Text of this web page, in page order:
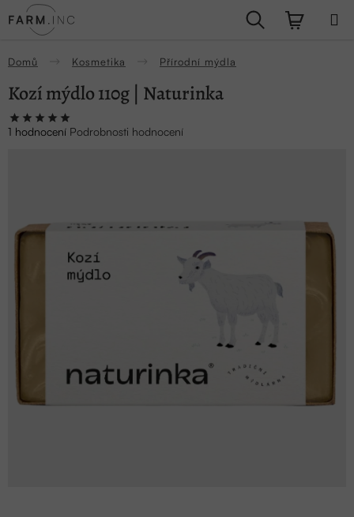
na
Hledat
Domů Kosmetika Přírodní mýdla
Kozí mýdlo 110g | Naturinka
Průměrné
hodnocení
1 hodnocení Podrobnosti hodnocení